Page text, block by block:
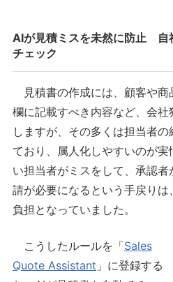
AIが見積ミスを未然に防止 自
チェック
見積書の作成には、顧客や商
欄に記載すべき内容など、会
しますが、その多くは担当者
ており、属人化しやすいのが
い担当者がミスをして、承認
請が必要になるという手戻り
負担となっていました。
こうしたルールを「Sales
Quote Assistant 」に登録する